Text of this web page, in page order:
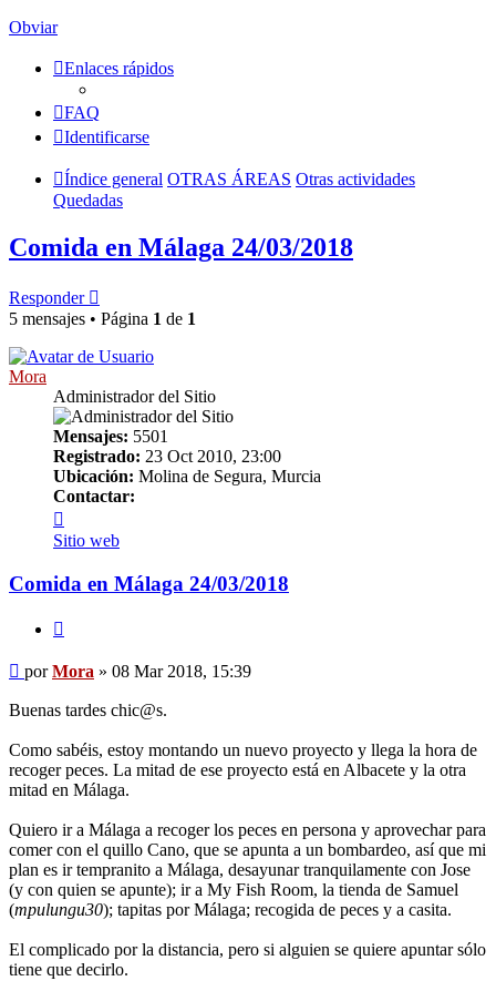
Obviar
Enlaces rápidos
FAQ
Identificarse
Índice general OTRAS ÁREAS Otras actividades
Quedadas
Comida en Málaga 24/03/2018
Responder
5 mensajes • Página 1 de 1
Mora
Administrador del Sitio
Mensajes: 5501
Registrado: 23 Oct 2010, 23:00
Ubicación: Molina de Segura, Murcia
Contactar:
Mora
Sitio web
Comida en Málaga 24/03/2018
Mensaje
porMora » 08 Mar 2018, 15:39
Buenas tardes chic@s.
Como sabéis, estoy montando un nuevo proyecto y llega la hora de
recoger peces. La mitad de ese proyecto está en Albacete y la otra
mitad en Málaga.
Quiero ir a Málaga a recoger los peces en persona y aprovechar para
comer con el quillo Cano, que se apunta a un bombardeo, así que mi
plan es ir tempranito a Málaga, desayunar tranquilamente con Jose
(y con quien se apunte); ir a My Fish Room, la tienda de Samuel
(mpulungu30); tapitas por Málaga; recogida de peces y a casita.
El complicado por la distancia, pero si alguien se quiere apuntar sólo
tiene que decirlo.